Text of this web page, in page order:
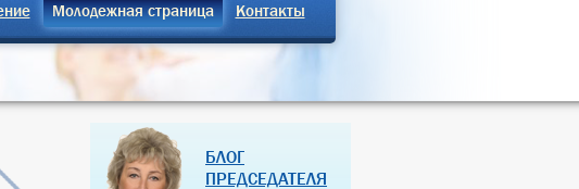
Молодежная страница Контакты
ОТКРЫТЫЙ ОТЧЁТ О РАБОТЕ
ОБЛАСТНОГО КОМИТЕТА 2024
РОССИЙСКОЙ ФЕДЕРАЦИИ
БЛОГ
ПРЕДСЕДАТЕЛЯ